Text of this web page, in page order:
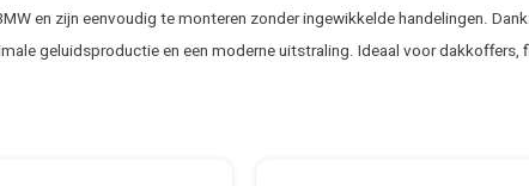
en zijn eenvoudig te monteren zonder ingewikkelde handelingen.
geluidsproductie en een moderne uitstraling. Ideaal voor dakkoffers,